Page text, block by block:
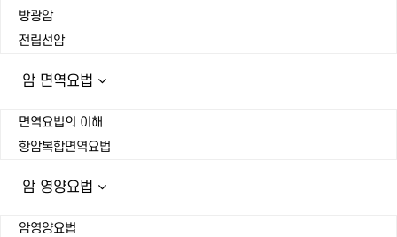
방광암
전립선암
암 면역요법
면역요법의 이해
항암복합면역요법
암 영양요법
암영양요법